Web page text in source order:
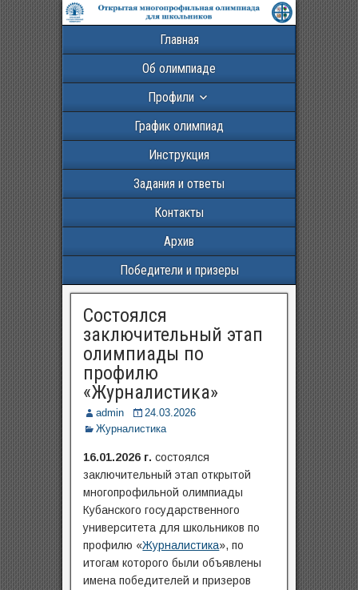
Главная
Об олимпиаде
Профили
График олимпиад
Инструкция
Задания и ответы
Контакты
Архив
Победители и призеры
Состоялся
заключительный этап
олимпиады по
профилю
«Журналистика»
admin
24.03.2026
Журналистика
16.01.2026 г. состоялся
заключительный этап открытой
многопрофильной олимпиады
Кубанского государственного
университета для школьников по
профилю «Журналистика», по
итогам которого были объявлены
имена победителей и призеров